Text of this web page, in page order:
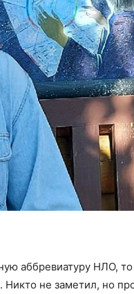
аббревиатуру НЛО,
Никто не заметил, но